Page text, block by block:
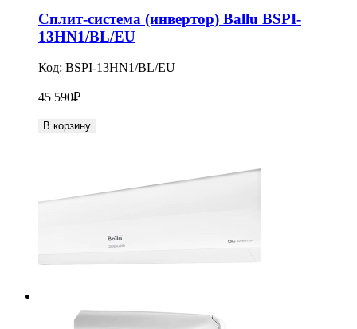
Сплит-система (инвертор) Ballu BSPI-
13HN1/BL/EU
Код: BSPI-13HN1/BL/EU
45 590₽
В корзину